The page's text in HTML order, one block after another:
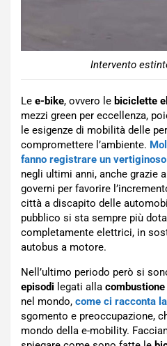
Intervento
Le e-bike, ovvero le biciclette
mezzi green per eccellenza,
le esigenze di mobilità delle
compromettere l’ambiente.
fanno registrare un
negli ultimi anni, anche grazie
governi per favorire
città a discapito delle
pubblico si sta sempre più
completamente elettrici, in
autobus a motore.
Nell’ultimo periodo però si
episodi legati alla combustione
nel mondo, come ci racconta
sgomento e preoccupazione,
mondo della e-mobility.